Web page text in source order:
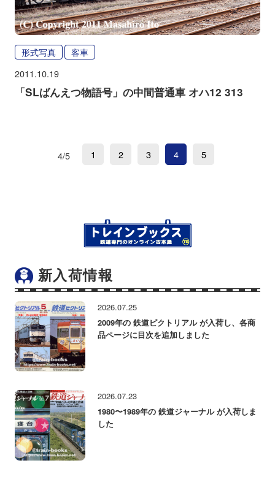
形式写真 客車
2011.10.19
「SLばんえつ物語号」の中間普通車 オハ12 313
4/5 1 2 3 4 5
新入荷情報
2026.07.25
2009年の 鉄道ピクトリアル が入荷し、各商
品ページに目次を追加しました
2026.07.23
1980〜1989年の 鉄道ジャーナル が入荷しま
した